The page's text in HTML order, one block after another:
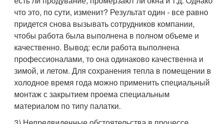
что это, по сути, изменит? Результат один - все равно
придется снова вызывать сотрудников компании,
чтобы работа была выполнена в полном объеме и
качественно. Вывод: если работа выполнена
профессионалами, то она одинаково качественна и
зимой, и летом. Для сохранения тепла в помещении в
холодное время года можно применить специальный
монтаж с закрытием проема специальным
материалом по типу палатки.